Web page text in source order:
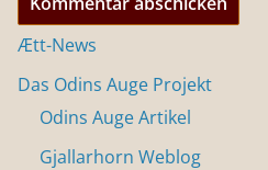
Ætt-News
Das Odins Auge Projekt
Odins Auge Artikel
Gjallarhorn Weblog